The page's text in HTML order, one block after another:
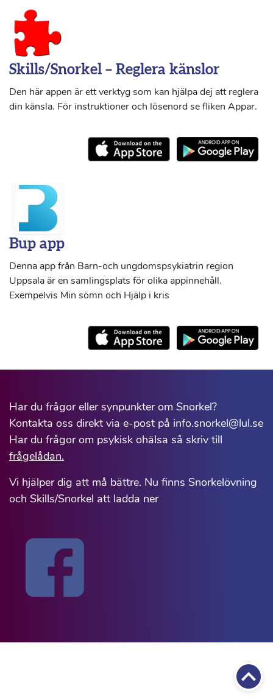
Till
Skills/Snorkel – Reglera känslor
Den här appen är ett verktyg som kan hjälpa dej att reglera
din känsla. För instruktioner och lösenord se fliken Appar.
Bup app
Denna app från Barn-och ungdomspsykiatrin region
Uppsala är en samlingsplats för olika appinnehåll.
Exempelvis Min sömn och Hjälp i kris
Har du frågor eller synpunkter om Snorkel?
Kontakta oss direkt via e-post på info.snorkel@lul.se
Har du frågor om psykisk ohälsa så skriv till
frågelådan.
Vi hjälper dig att må bättre. Nu finns Snorkelövning
och Skills/Snorkel att ladda ner